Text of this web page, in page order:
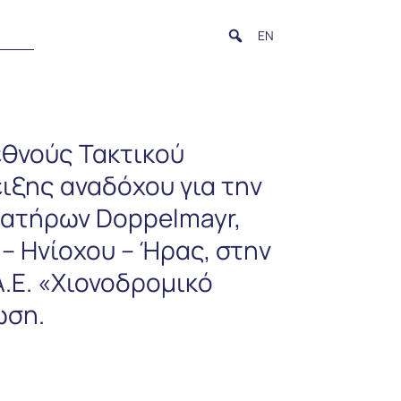
EN
Τακτικού
αναδόχου για την
Doppelmayr,
Ηνίοχου – Ήρας, στην
«Χιονοδρομικό